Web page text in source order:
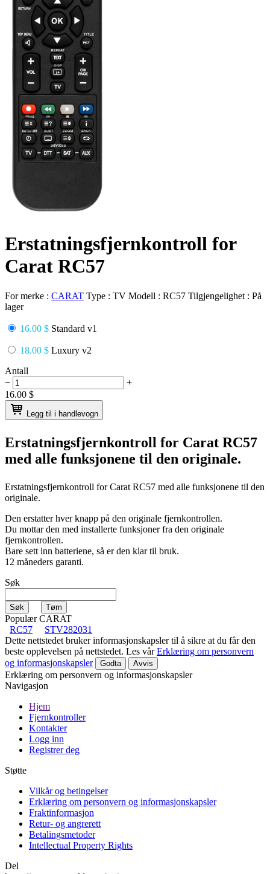
Erstatningsfjernkontroll for
Carat RC57
For merke : CARAT Type : TV Modell : RC57 Tilgjengelighet : På
lager
16.00 $ Standard v1
18.00 $ Luxury v2
Antall
−
+
16.00 $
Legg til i handlevogn
Erstatningsfjernkontroll for Carat RC57
med alle funksjonene til den originale.
Erstatningsfjernkontroll forCarat RC57 med alle funksjonene til den
originale.
Den erstatter hver knapp på den originale fjernkontrollen.
Du mottar den med installerte funksjoner fra den originale
fjernkontrollen.
Bare sett inn batteriene, så er den klar til bruk.
12 måneders garanti.
Søk
Populær CARAT
RC57
STV282031
Dette nettstedet bruker informasjonskapsler til å sikre at du får den
beste opplevelsen på nettstedet. Les vårErklæring om personvern
og informasjonskapsler
Godta Avvis
Erklæring om personvern og informasjonskapsler
Navigasjon
Hjem
Fjernkontroller
Kontakter
Logg inn
Registrer deg
Støtte
Vilkår og betingelser
Erklæring om personvern og informasjonskapsler
Fraktinformasjon
Retur- og angrerett
Betalingsmetoder
Intellectual Property Rights
Del